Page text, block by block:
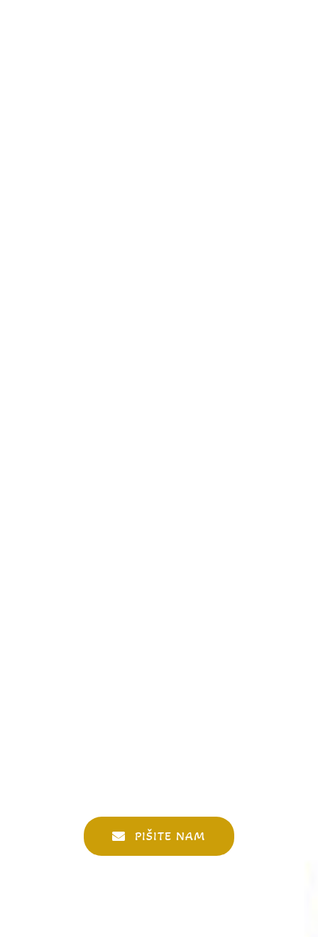
PIŠITE NAM